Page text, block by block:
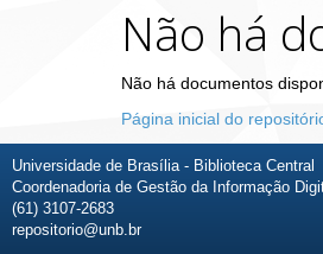
Não há
Não há documentos
Página inicial do
Universidade de Brasília - Biblioteca Central
Coordenadoria de Gestão da Informação
(61) 3107-2683
repositorio@unb.br